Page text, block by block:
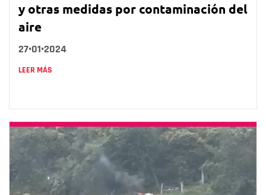
y otras medidas por contaminación del
aire
27•01•2024
LEER MÁS